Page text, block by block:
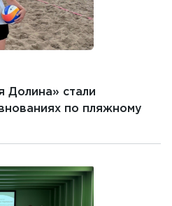
Долина» стали
по пляжному